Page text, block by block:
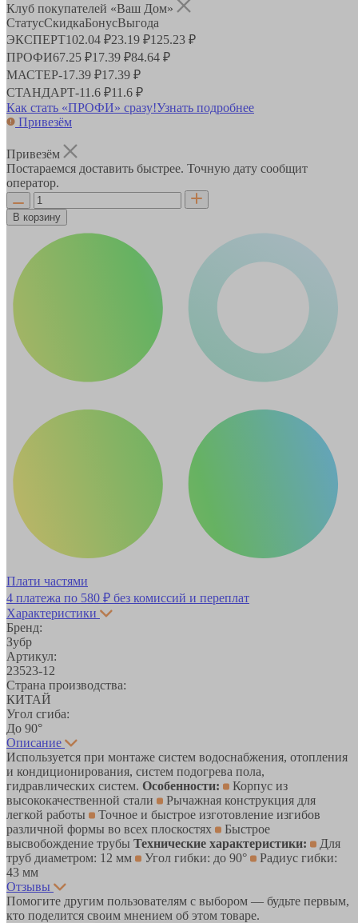
Клуб покупателей «Ваш Дом»
СтатусСкидкаБонусВыгода
ЭКСПЕРТ102.04 ₽23.19 ₽125.23 ₽
ПРОФИ67.25 ₽17.39 ₽84.64 ₽
МАСТЕР-17.39 ₽17.39 ₽
СТАНДАРТ-11.6 ₽11.6 ₽
Как стать «ПРОФИ» сразу!Узнать подробнее
Привезём
Привезём
Постараемся доставить быстрее. Точную дату сообщит
оператор.
В корзину
Плати частями
4 платежа по 580 ₽ без комиссий и переплат
Характеристики
Бренд:
Зубр
Артикул:
23523-12
Страна производства:
КИТАЙ
Угол сгиба:
До 90°
Описание
Используется при монтаже систем водоснабжения, отопления
и кондиционирования, систем подогрева пола,
гидравлических систем. Особенности:
Корпус из
высококачественной стали
Рычажная конструкция для
легкой работы
Точное и быстрое изготовление изгибов
различной формы во всех плоскостях
Быстрое
высвобождение трубы Технические характеристики:
Для
труб диаметром: 12 мм
Угол гибки: до 90°
Радиус гибки:
43 мм
Отзывы
Помогите другим пользователям с выбором — будьте первым,
кто поделится своим мнением об этом товаре.